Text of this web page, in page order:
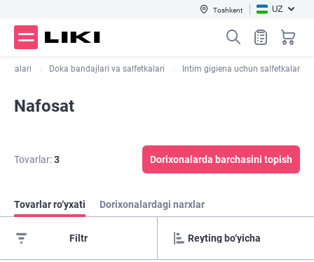
Toshkent UZ
Doka bandajlari va salfetkalari Intim gigiena uchun salfetkalar
Nafosat
Tovarlar:3 Dorixonalarda barchasini topish
Tovarlar ro‘yxati Dorixonalardagi narxlar
Filtr